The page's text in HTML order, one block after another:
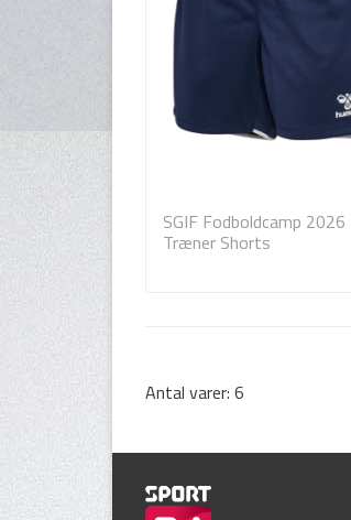
SGIF Fodboldcamp 2026
Træner Shorts
Antal varer: 6